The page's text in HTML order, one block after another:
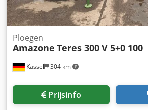
Kassel 304 km
Ploegen
Amazone Teres 300 V 5+0 100
Prijsinfo